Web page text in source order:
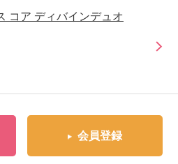
コア ディバインデュオ
会員登録